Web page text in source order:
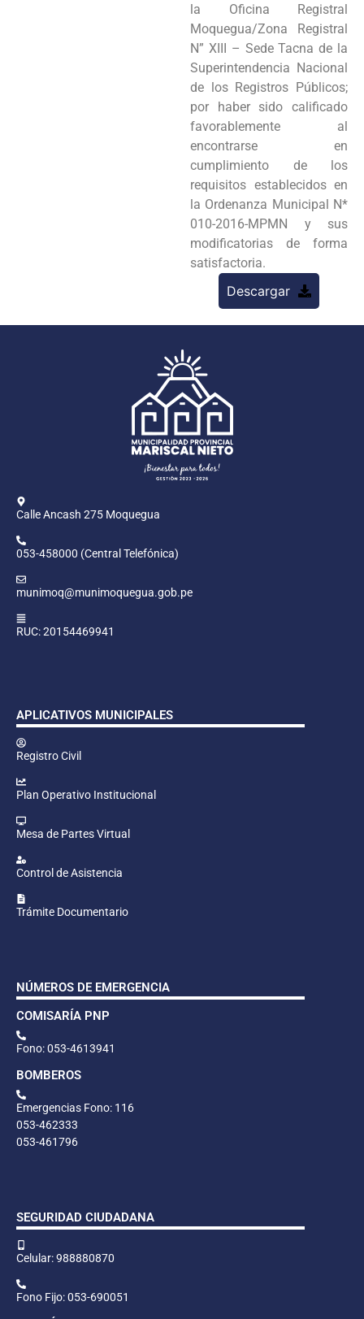
la Oficina Registral
Moquegua/Zona Registral
N” XIII – Sede Tacna de la
Superintendencia Nacional
de los Registros Públicos;
por haber sido calificado
favorablemente al
encontrarse en
cumplimiento de los
requisitos establecidos en
la Ordenanza Municipal N*
010-2016-MPMN y sus
modificatorias de forma
satisfactoria.
Descargar
Calle Ancash 275 Moquegua
053-458000 (Central Telefónica)
munimoq@munimoquegua.gob.pe
RUC: 20154469941
APLICATIVOS MUNICIPALES
Registro Civil
Plan Operativo Institucional
Mesa de Partes Virtual
Control de Asistencia
Trámite Documentario
NÚMEROS DE EMERGENCIA
COMISARÍA PNP
Fono: 053-4613941
BOMBEROS
Emergencias Fono: 116
053-462333
053-461796
SEGURIDAD CIUDADANA
Celular: 988880870
Fono Fijo: 053-690051